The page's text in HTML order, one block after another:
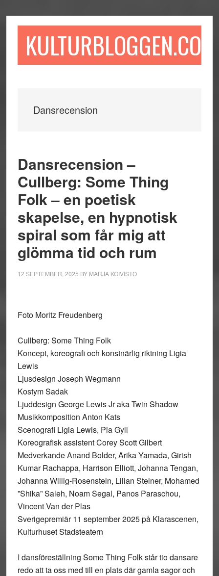
till
till
sidofältet
till
KULTURBLOGGEN.COM
Dansrecension
Dansrecension –
Cullberg: Some Thing
Folk – en poetisk
skapelse, en hypnotisk
spiral som får mig att
glömma tid och rum
12 SEPTEMBER, 2025 BY MARJA KOIVISTO
Foto Moritz Freudenberg
Cullberg: Some Thing Folk
Koncept, koreografi och konstnärlig riktning Ligia
Lewis
Ljusdesign Joseph Wegmann
Kostym Sadak
Ljuddesign George Lewis Jr aka Twin Shadow
Musikkomposition Anton Kats
Scenografi Ligia Lewis, Pia Gyll
Koreografisk assistent Corey Scott Gilbert
Medverkande Anand Bolder, Arika Yamada, Girish
Kumar Rachappa, Harrison Elliott, Johanna Tengan,
Johanna Willig-Rosenstein, Lilian Steiner, Mohamed
”Shika” Saleh, Noam Segal, Panos Paraschou,
Vincent Van der Plas
Sverigepremiär 11 september 2025 på Klarascenen,
Kulturhuset Stadsteatern
I dansföreställning Some Thing Folk står tio dansare
redo att ta oss med till en plats där gamla sagor och